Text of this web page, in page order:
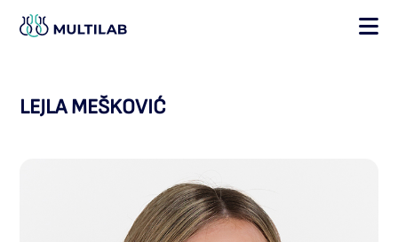
POČETNA
SEKTORI I USLUGE
LEJLA MEŠKOVIĆ